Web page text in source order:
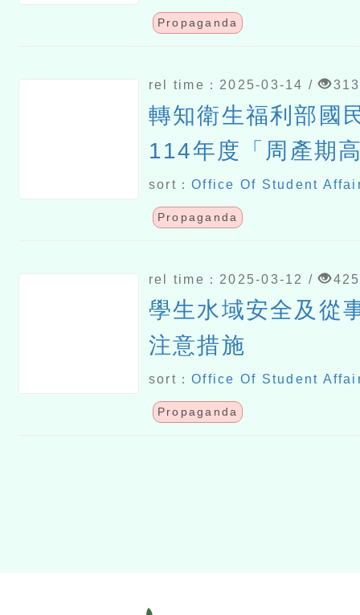
Propaganda
rel time：2025-03-14 / 313
轉知衛生福利部國
114年度「周產期
追蹤關懷計畫」
sort：Office Of Student
Propaganda
rel time：2025-03-12 / 425
學生水域安全及從
注意措施
sort：Office Of Student
Propaganda